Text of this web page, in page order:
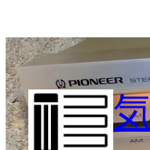
容
を
ス
キ
ッ
プ